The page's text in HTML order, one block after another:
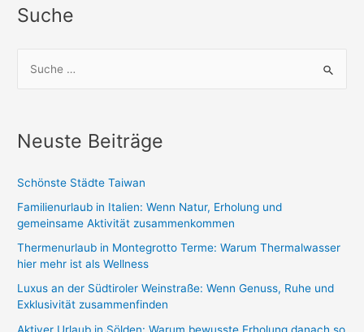
Suche
e
n
a
c
h
Neuste Beiträge
Schönste Städte Taiwan
Familienurlaub in Italien: Wenn Natur, Erholung und
gemeinsame Aktivität zusammenkommen
Thermenurlaub in Montegrotto Terme: Warum Thermalwasser
hier mehr ist als Wellness
Luxus an der Südtiroler Weinstraße: Wenn Genuss, Ruhe und
Exklusivität zusammenfinden
Aktiver Urlaub in Sölden: Warum bewusste Erholung danach so